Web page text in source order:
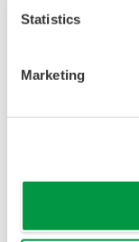
Statistics
Marketing
UT35A/